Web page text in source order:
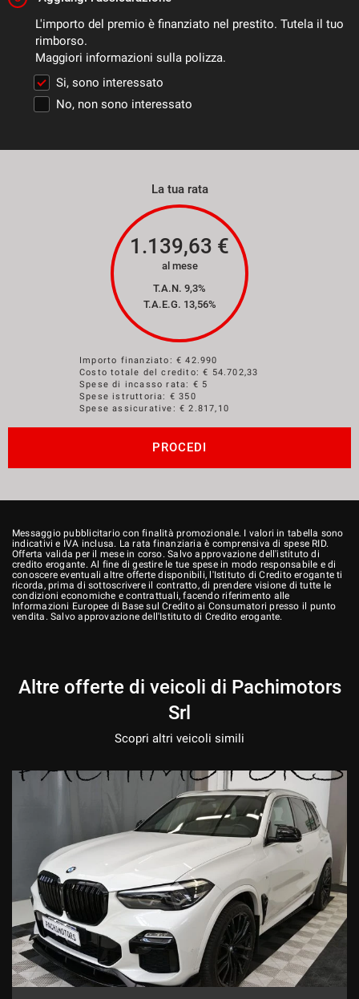
L'importo del premio è finanziato nel prestito. Tutela il tuo
rimborso.
Maggiori informazioni sulla polizza.
Si, sono interessato
No, non sono interessato
La tua rata
1.139,63 €
al mese
T.A.N. 9,3%
T.A.E.G. 13,56%
Importo finanziato: €42.990
Costo totale del credito: € 54.702,33
Spese di incasso rata: € 5
Spese istruttoria: € 350
Spese assicurative: €2.817,10
PROCEDI
Messaggio pubblicitario con finalità promozionale. I valori in tabella sono
indicativi e IVA inclusa. La rata finanziaria è comprensiva di spese RID.
Offerta valida per il mese in corso. Salvo approvazione dell'istituto di
credito erogante. Al fine di gestire le tue spese in modo responsabile e di
conoscere eventuali altre offerte disponibili, l'Istituto di Credito erogante ti
ricorda, prima di sottoscrivere il contratto, di prendere visione di tutte le
condizioni economiche e contrattuali, facendo riferimento alle
Informazioni Europee di Base sul Credito ai Consumatori presso il punto
vendita. Salvo approvazione dell'Istituto di Credito erogante.
Altre offerte di veicoli di Pachimotors
Srl
Scopri altri veicoli simili